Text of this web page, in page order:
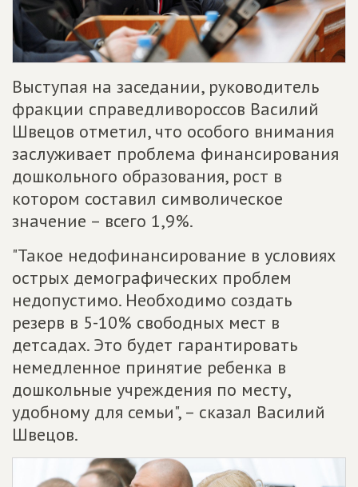
Выступая на заседании, руководитель
фракции справедливороссов Василий
Швецов отметил, что особого внимания
заслуживает проблема финансирования
дошкольного образования, рост в
котором составил символическое
значение – всего 1,9%.
"Такое недофинансирование в условиях
острых демографических проблем
недопустимо. Необходимо создать
резерв в 5-10% свободных мест в
детсадах. Это будет гарантировать
немедленное принятие ребенка в
дошкольные учреждения по месту,
удобному для семьи", – сказал Василий
Швецов.